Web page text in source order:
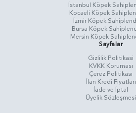
İstanbul Köpek
Kocaeli Köpek
İzmir Köpek
Bursa Köpek
Mersin Köpek
Sayfalar
Gizlilik Politikasi
KVKK Koruması
Çerez Politikası
İlan Kredi Fiyatları
İade ve İptal
Üyelik Sözleşmesi